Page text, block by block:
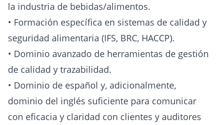
la industria de bebidas/alimentos.
• Formación específica en sistemas de calidad y
seguridad alimentaria (IFS, BRC, HACCP).
• Dominio avanzado de herramientas de gestión
de calidad y trazabilidad.
• Dominio de español y, adicionalmente,
dominio del inglés suficiente para comunicar
con eficacia y claridad con clientes y auditores